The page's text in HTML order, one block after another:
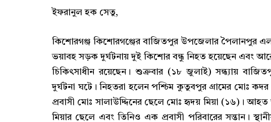
ইফরানুল হক সেতু,
কিশোরগঞ্জ কিশোরগঞ্জের বাজিতপুর উপজেলার পৈলানপুর
ভয়াবহ সড়ক দুর্ঘটনায় দুই কিশোর বন্ধু নিহত হয়েছেন এবং
চিকিৎসাধীন রয়েছেন। শুক্রবার (১৮ জুলাই) সন্ধ্যায়
দুর্ঘটনা ঘটে। নিহতরা হলেন পশ্চিম কুতুবপুর গ্রামের মোঃ
প্রবাসী মোঃ সালাউদ্দিনের ছেলে মোঃ হৃদয় মিয়া (১৬)।
মিয়ার ছেলে এবং তিনিও এক প্রবাসী পরিবারের সন্তান।